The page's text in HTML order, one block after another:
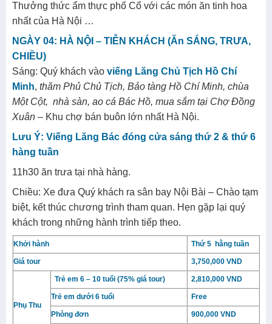
Thưởng thức ẩm thực phố Cổ với các món ăn tinh hoa
nhất của Hà Nội …
NGÀY 04: HÀ NỘI – TIỄN KHÁCH (Ăn SÁNG, TRƯA,
CHIỀU)
Sáng: Quý khách vào viếng Lăng Chủ Tịch Hồ Chí
Minh, thăm Phủ Chủ Tịch, Bảo tàng Hồ Chí Minh, chùa
Một Cột, nhà sàn, ao cá Bác Hồ, mua sắm tại Chợ Đồng
Xuân – Khu chợ bán buôn lớn nhất Hà Nội.
Lưu Ý: Viếng Lăng Bác đóng cửa sáng thứ 2 & thứ 6
hàng tuần
11h30 ăn trưa tại nhà hàng.
Chiều: Xe đưa Quý khách ra sân bay Nội Bài – Chào tạm
biệt, kết thúc chương trình tham quan. Hẹn gặp lại quý
khách trong những hành trình tiếp theo.
Khởi hành Thứ 5 hằng tuần
Giá tour 3,750,000 VND
Phụ Thu
Trẻ em 6 – 10 tuổi (75% giá tour) 2,810,000 VND
Trẻ em dưới 6 tuổi Free
Phòng đơn 900,000 VND